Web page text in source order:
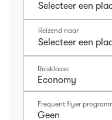
Reizend naar
Reisklasse
Frequent flyer